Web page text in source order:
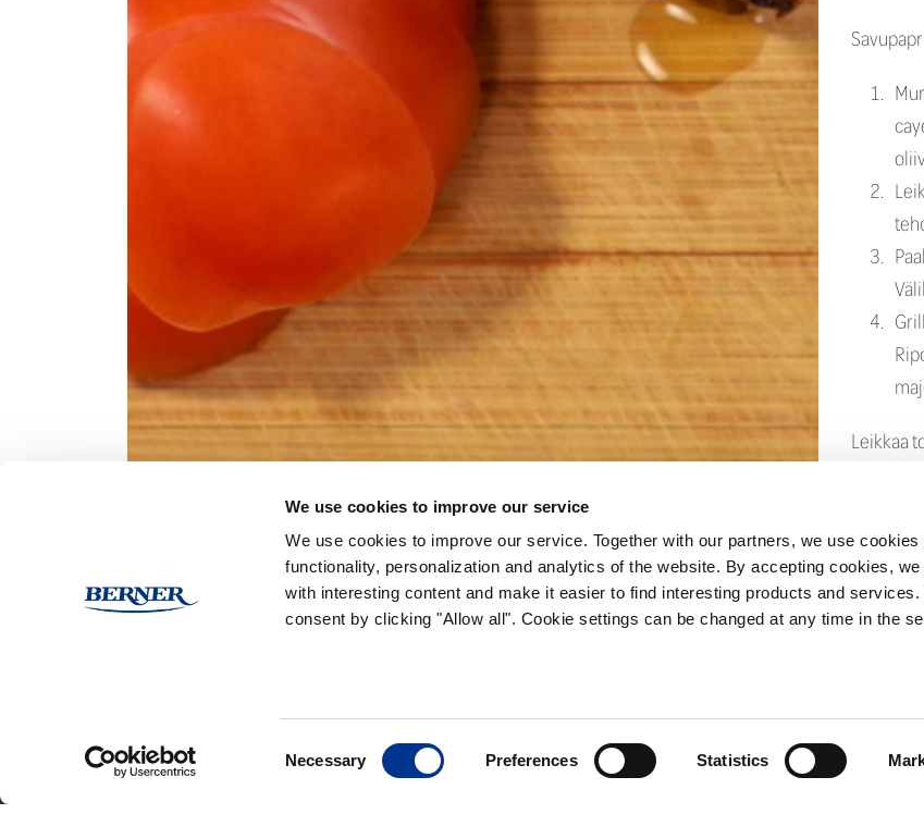
We use cookies to improve our service
We use cookies to improve our service. Together with our partners, we use
functionality, personalization and analytics of the website. By accepting cookies,
with interesting content and make it easier to find interesting products and
consent by clicking "Allow all". Cookie settings can be changed at any time in the
Necessary Preferences Statistics
(Ei arvioita)
Leikkaa
BERNER OY| Hitsaajankatu 24,­­ 00810 Helsinki | Vaihde: 020 791